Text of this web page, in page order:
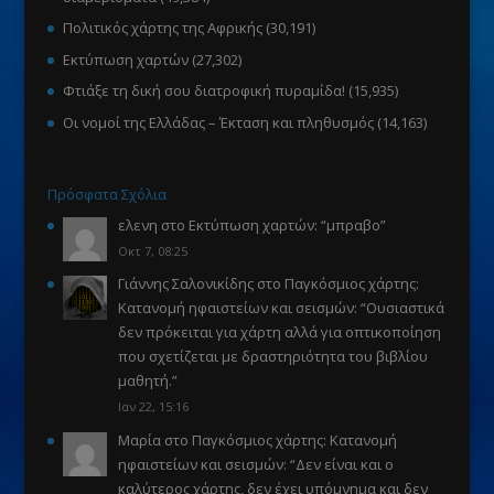
Πολιτικός χάρτης της Αφρικής (30,191)
Εκτύπωση χαρτών (27,302)
Φτιάξε τη δική σου διατροφική πυραμίδα! (15,935)
Οι νομοί της Ελλάδας – Έκταση και πληθυσμός (14,163)
Πρόσφατα Σχόλια
ελενη στο Εκτύπωση χαρτών: “μπραβο”
Οκτ 7, 08:25
Γιάννης Σαλονικίδηςστο Παγκόσμιος χάρτης:
Κατανομή ηφαιστείων και σεισμών: “Ουσιαστικά
δεν πρόκειται για χάρτη αλλά για οπτικοποίηση
που σχετίζεται με δραστηριότητα του βιβλίου
μαθητή.”
Ιαν 22, 15:16
Μαρίαστο Παγκόσμιος χάρτης: Κατανομή
ηφαιστείων και σεισμών: “Δεν είναι και ο
καλύτερος χάρτης, δεν έχει υπόμνημα και δεν